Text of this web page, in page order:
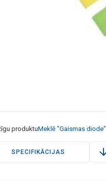
produktuMeklē "Gaismas diode"
SPECIFIKĀCIJAS